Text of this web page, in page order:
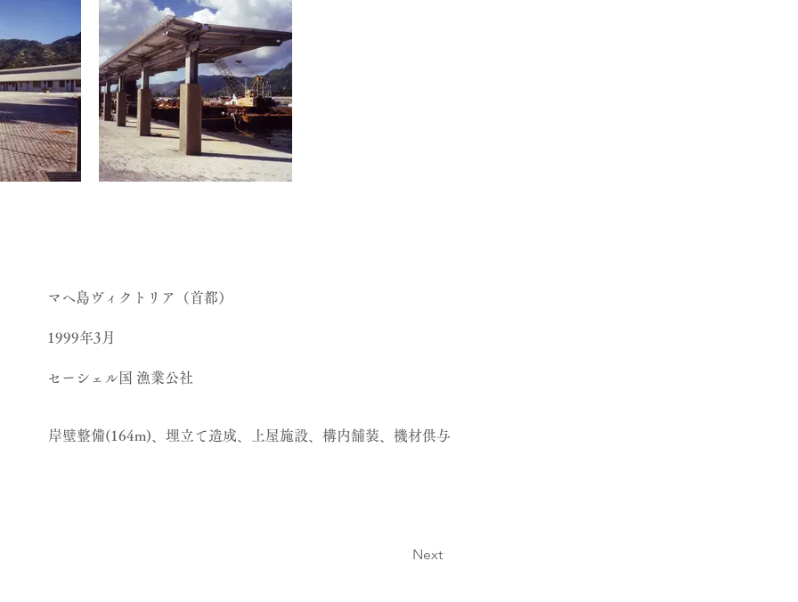
マヘ島ヴィクトリア（首都）
1999年3月
セーシェル国 漁業公社
岸壁整備(164m)、埋立て造成、上屋施設、構内舗装、機材供与
Next